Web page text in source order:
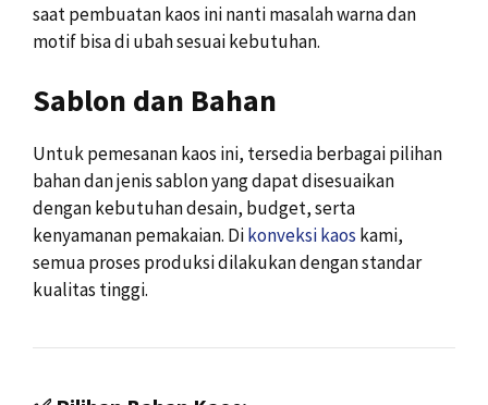
saat pembuatan kaos ini nanti masalah warna dan
motif bisa di ubah sesuai kebutuhan.
Sablon dan Bahan
Untuk pemesanan kaos ini, tersedia berbagai pilihan
bahan dan jenis sablon yang dapat disesuaikan
dengan kebutuhan desain, budget, serta
kenyamanan pemakaian. Dikonveksi kaos kami,
semua proses produksi dilakukan dengan standar
kualitas tinggi.